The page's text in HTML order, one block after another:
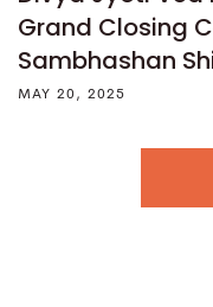
Grand Closing
Sambhashan
MAY 20, 2025